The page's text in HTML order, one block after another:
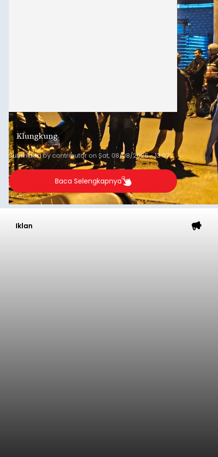
Klungkung
Submitted bycontributoron Sat, 08/08/2026 - 13:07
Baca Selengkapnya
Iklan